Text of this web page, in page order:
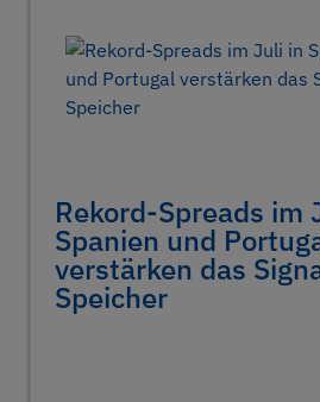
Rekord-Spreads im
Spanien und
verstärken das
Speicher